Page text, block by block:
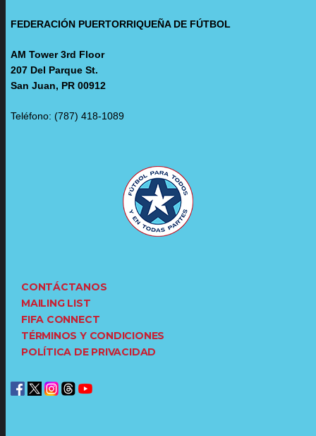
FEDERACIÓN PUERTORRIQUEÑA DE FÚTBOL
AM Tower 3rd Floor
207 Del Parque St.
San Juan, PR 00912
Teléfono: (787) 418-1089
CONTÁCTANOS
MAILING LIST
FIFA CONNECT
TÉRMINOS Y CONDICIONES
POLÍTICA DE PRIVACIDAD